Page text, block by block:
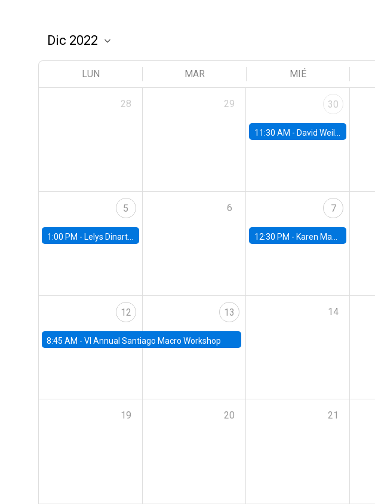
LUN MAR MIÉ
28 29 30
11:30 AM - David Weil, Brown University
5
1:00 PM - Lelys Dinarte, Banco Mundial
6 7
12:30 PM - Karen Macours, Paris School of Economics
12
8:45 AM - VI Annual Santiago Macro Workshop
13 14
19 20 21